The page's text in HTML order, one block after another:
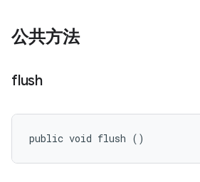
公共方法
flush
public void flush ()